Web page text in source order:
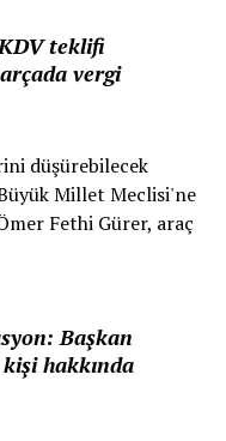
teklifi
vergi
düşürebilecek
Millet Meclisi'ne
Fethi Gürer, araç
Başkan
hakkında